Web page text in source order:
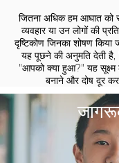
जितना अधिक हम आघात को
व्यवहार या उन लोगों की
दृष्टिकोण जिनका शोषण
यह पूछने की अनुमति देती
"आपको क्या हुआ?" यह सूक्ष्म
बनाने और दोष दूर